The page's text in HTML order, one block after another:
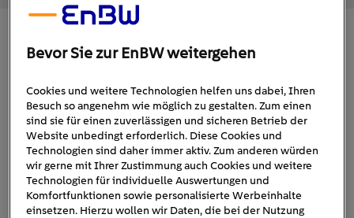
4. Februar 2020 1min
Formel E Visualisierung
Rennwagen
Bevor Sie zur EnBW weitergehen
Cookies und weitere Technologien helfen uns dabei, Ihren
Besuch so angenehm wie möglich zu gestalten. Zum einen
sind sie für einen zuverlässigen und sicheren Betrieb der
Website unbedingt erforderlich. Diese Cookies und
Technologien sind daher immer aktiv. Zum anderen würden
wir gerne mit Ihrer Zustimmung auch Cookies und weitere
Technologien für individuelle Auswertungen und
Komfortfunktionen sowie personalisierte Werbeinhalte
einsetzen. Hierzu wollen wir Daten, die bei der Nutzung